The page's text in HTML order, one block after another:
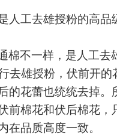
人工去雄授粉的高品
棉不一样，是人工去
去雄授粉，伏前开的
的花蕾也统统去掉。
前棉花和伏后棉花，
在品质高度一致。